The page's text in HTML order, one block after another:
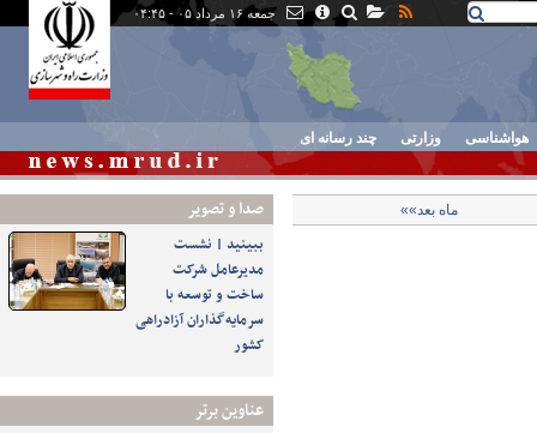
جمعه ۱۶ مرداد ۰۵ - ۰۴:۴۵
هواشناسی وزارتی چند رسانه ای
صدا و تصوير
ببینید | نشست
مدیرعامل شرکت
ساخت و توسعه با
سرمایه‌گذاران آزادراهی
کشور
عناوین برتر
ماه بعد»»